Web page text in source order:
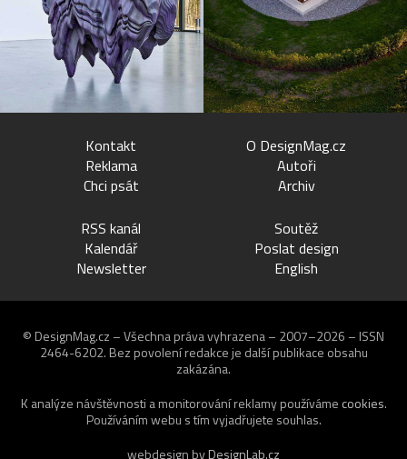
Kontakt
Reklama
Chci psát
O DesignMag.cz
Autoři
Archiv
RSS kanál
Kalendář
Newsletter
Soutěž
Poslat design
English
© DesignMag.cz – Všechna práva vyhrazena – 2007–2026 – ISSN
2464-6202. Bez povolení redakce je další publikace obsahu
zakázána.
K analýze návštěvnosti a monitorování reklamy používáme cookies.
Používáním webu s tím vyjadřujete souhlas.
webdesign byDesignLab.cz